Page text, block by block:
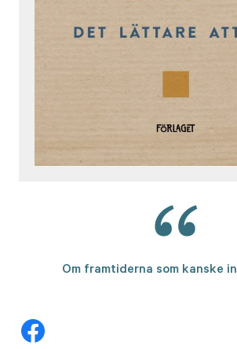
Om framtiderna som kanske